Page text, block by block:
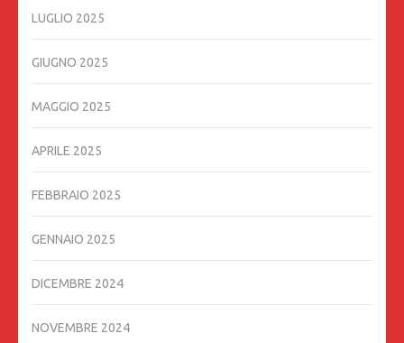
LUGLIO 2025
GIUGNO 2025
MAGGIO 2025
APRILE 2025
FEBBRAIO 2025
GENNAIO 2025
DICEMBRE 2024
NOVEMBRE 2024